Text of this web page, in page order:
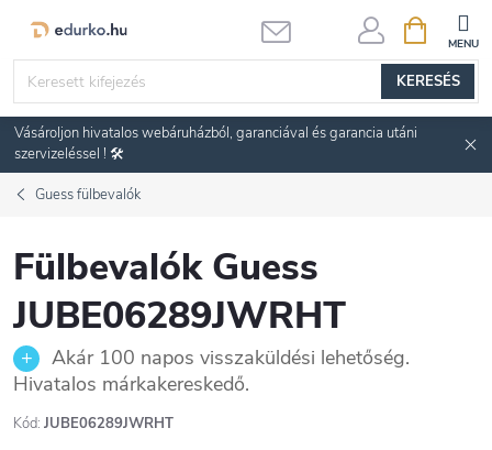
KERESÉS
KOSÁR
Vásároljon hivatalos webáruházból, garanciával és garancia utáni
szervizeléssel ! 🛠️
Guess fülbevalók
Fülbevalók Guess
JUBE06289JWRHT
Akár 100 napos visszaküldési lehetőség.
Hivatalos márkakereskedő.
Kód: JUBE06289JWRHT